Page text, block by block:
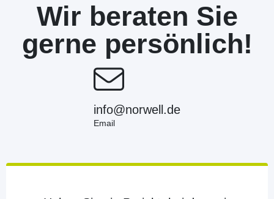
Wir beraten Sie
gerne persönlich!
info@norwell.de
Email